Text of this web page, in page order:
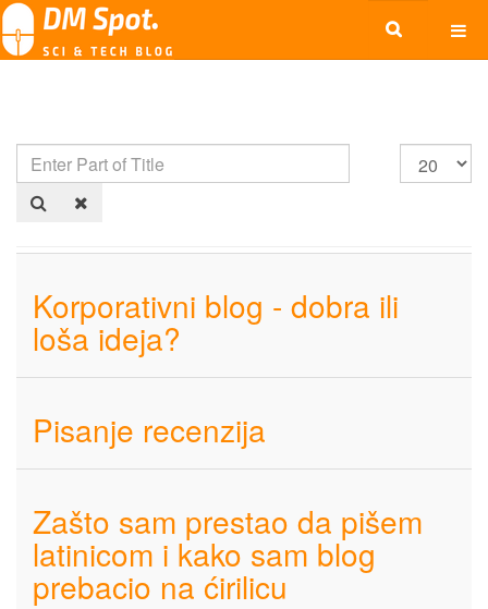
Korporativni blog - dobra ili
loša ideja?
Pisanje recenzija
Zašto sam prestao da pišem
latinicom i kako sam blog
prebacio na ćirilicu